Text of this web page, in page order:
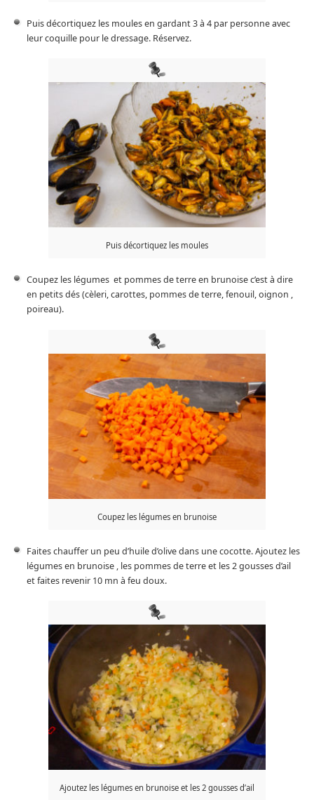
Puis décortiquez les moules en gardant 3 à 4 par personne avec
leur coquille pour le dressage. Réservez.
Puis décortiquez les moules
Coupez les légumes et pommes de terre en brunoise c’est à dire
en petits dés (cèleri, carottes, pommes de terre, fenouil, oignon ,
poireau).
Coupez les légumes en brunoise
Faites chauffer un peu d’huile d’olive dans une cocotte. Ajoutez les
légumes en brunoise , les pommes de terre et les 2 gousses d’ail
et faites revenir 10 mn à feu doux.
Ajoutez les légumes en brunoise et les 2 gousses d’ail